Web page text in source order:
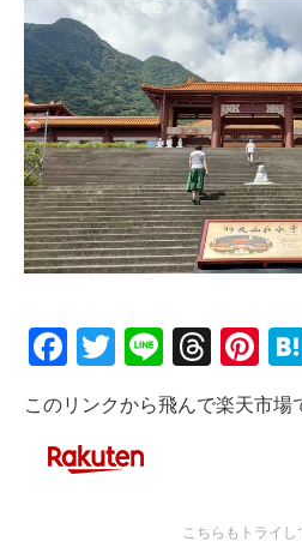
Facebook
Twitter
Line
このリンクから飛んで楽天市場
こちらもトライし